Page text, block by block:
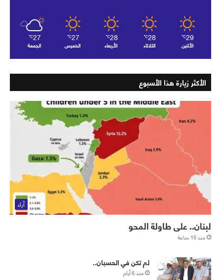
29
℃
الأثنين
28
℃
الثلاثاء
28
℃
الأربعاء
27
℃
الخميس
27
℃
الجمعة
الأكثر زيارة هذا الأسبوع
آراء
لبنان.. على طاولة المحو
منذ 15 ساعة
لم تكن في الحسبان..
منذ 6 أيام